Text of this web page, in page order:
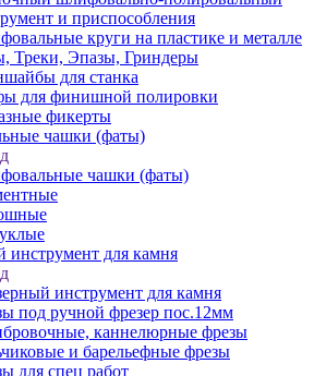
и приспособления
круги на пластике и металле
Треки, Эпазы, Гриндеры
для станка
для финишной полировки
фикерты
чашки (фаты)
чашки (фаты)
инструмент для камня
инструмент для камня
под ручной фрезер пос.12мм
каннелюрные фрезы
и барельефные фрезы
для спец работ